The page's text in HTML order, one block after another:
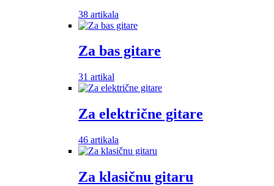
38 artikala
Za bas gitare
31 artikal
Za električne gitare
46 artikala
Za klasičnu gitaru